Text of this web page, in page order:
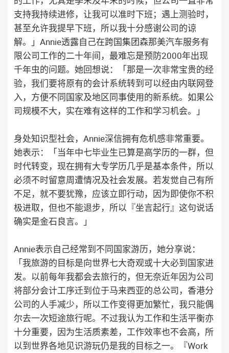
支持我持续进修，让我可以准时下班；遇上测验时，
甚至允许我提早下班，所以我十分感谢公司的谅
解。」Annie透露自己在跨国集团森那美汽车服务有
限公司工作的二十年间，最难忘是预防2000年出现
千年虫的问题。她回想说：「那是一次非常宝贵的经
验，我们要将原有的会计系统转到可以经由内联网登
入，方便不同国家及地区同事使用的新系统。如果公
司规模不大，实在难有这样的工作和学习机会。」
身处知识型社会，Annie深信拥有危机感非常重要。
她表示：「当年中七毕业生已算是高学历的一群，但
时代转变，现在拥有大专学历几乎是基本条件，所以
必须不时留意周遭情况及社会发展。若发觉自己有所
不足，就不要犹豫，应该立即行动，因为即使你不积
极进取，但也不能退步，所以『坐言起行』这句说话
确实是金石良言。」
Annie表示自己经常到不同国家游历，她分享说：
「我旅游的目标是向世界七大奇观或十大必到国家进
发。以前每年我都会去旅行的，但无奈近年因为公司
将部分会计工序迁到位于马来西亚的总公司，香港分
公司的人手减少，所以工作变得更加繁忙，我只能偶
尔去一次短途旅行呢。不过我认为工作和生活平衡亦
十分重要，因为生活质素差，工作效率也不会高，所
以到世界各地见识游玩仍是我的目标之一。『Work